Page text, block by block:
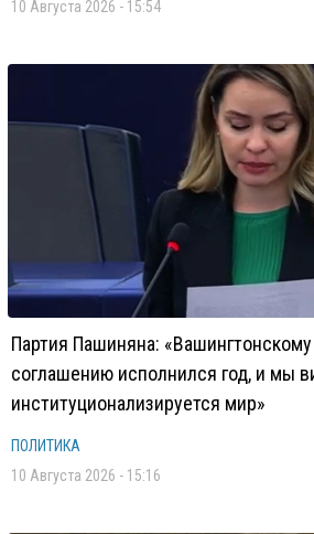
10 Августа 2026 - 15:54
Партия Пашиняна:
соглашению исполнился год, и мы
институционализируется мир»
ПОЛИТИКА
10 Августа 2026 - 15:16